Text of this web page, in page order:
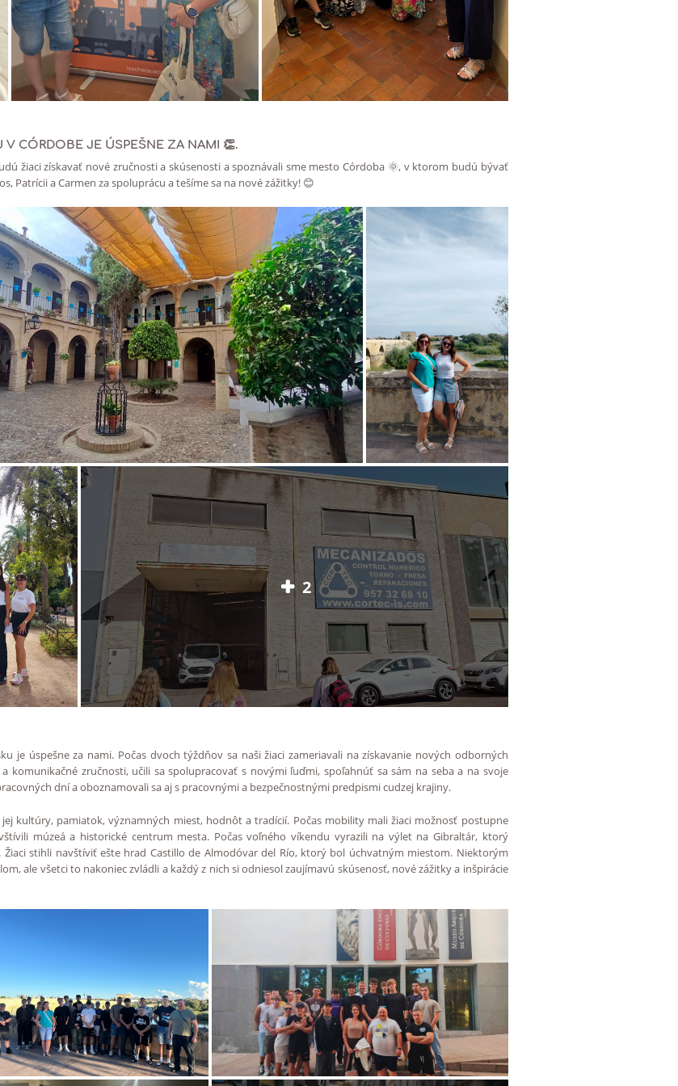
V CÓRDOBE JE ÚSPEŠNE ZA NAMI 👏.
žiaci získavať nové zručnosti a skúsenosti a spoznávali sme mesto Córdoba 🌞, v ktorom budú bývať
Patrícii a Carmen za spoluprácu a tešíme sa na nové zážitky! 😊
2
je úspešne za nami. Počas dvoch týždňov sa naši žiaci zameriavali na získavanie nových odborných
komunikačné zručnosti, učili sa spolupracovať s novými ľuďmi, spoľahnúť sa sám na seba a na svoje
dní a oboznamovali sa aj s pracovnými a bezpečnostnými predpismi cudzej krajiny.
kultúry, pamiatok, významných miest, hodnôt a tradícií. Počas mobility mali žiaci možnosť postupne
múzeá a historické centrum mesta. Počas voľného víkendu vyrazili na výlet na Gibraltár, ktorý
stihli navštíviť ešte hrad Castillo de Almodóvar del Río, ktorý bol úchvatným miestom. Niektorým
ale všetci to nakoniec zvládli a každý z nich si odniesol zaujímavú skúsenosť, nové zážitky a inšpirácie